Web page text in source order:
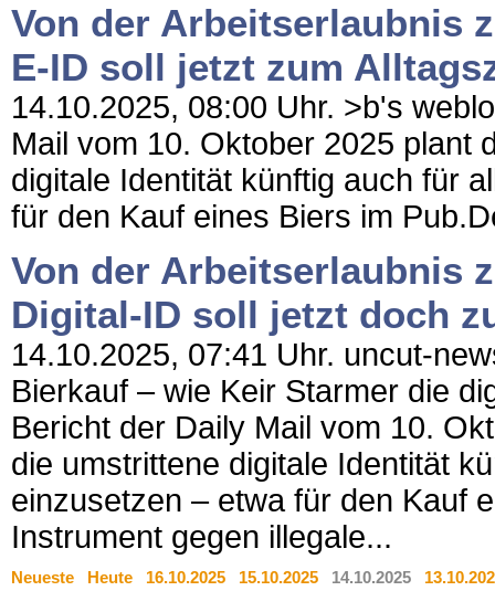
Von der Arbeitserlaubnis
E-ID soll jetzt zum
14.10.2025, 08:00 Uhr. >b's
Mail vom 10. Oktober 2025 plant
digitale Identität künftig auch für
für den Kauf eines Biers im
Von der Arbeitserlaubnis
Digital-ID soll jetzt doch
14.10.2025, 07:41 Uhr. uncut-
Bierkauf – wie Keir Starmer die
Bericht der Daily Mail vom 10.
die umstrittene digitale Identität
einzusetzen – etwa für den Kauf
Instrument gegen illegale...
Neueste Heute 16.10.2025 15.10.2025 14.10.2025